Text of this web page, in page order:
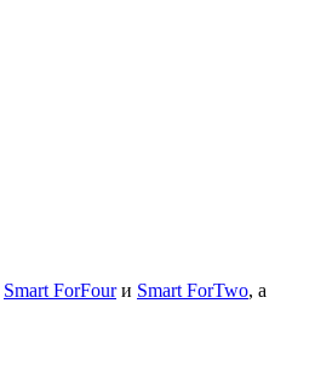
Smart ForFourи Smart ForTwo, а